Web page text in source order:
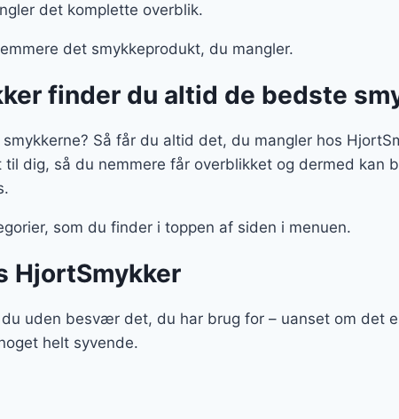
det komplette overblik.
det smykkeprodukt, du mangler.
finder du altid de bedste
Så får du altid det, du mangler hos
dig, så du nemmere får overblikket og dermed kan
som du finder i toppen af siden i menuen.
HjortSmykker
uden besvær det, du har brug for – uanset om det
helt syvende.